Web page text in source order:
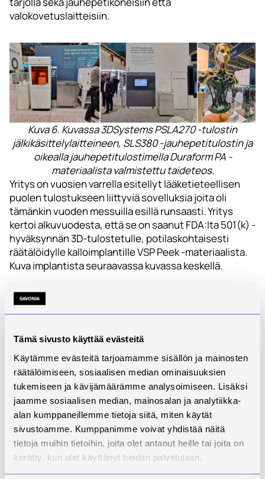
Tämä sivusto käyttää evästeitä
Käytämme evästeitä tarjoamamme sisällön ja mainosten
räätälöimiseen, sosiaalisen median ominaisuuksien
tukemiseen ja kävijämäärämme analysoimiseen. Lisäksi
jaamme sosiaalisen median, mainosalan ja analytiikka-
alan kumppaneillemme tietoja siitä, miten käytät
sivustoamme. Kumppanimme voivat yhdistää näitä
tietoja muihin tietoihin, joita olet antanut heille tai joita on
kerätty, kun olet käyttänyt heidän palvelujaan.
valokovetuslaitteisiin.
Kuva 6. Kuvassa 3DSystems PSLA270 -tulostin
jälkikäsittelylaitteineen, SLS380 -jauhepetitulostin ja
oikealla jauhepetitulostimella Duraform PA -
materiaalista valmistettu taideteos.
Yritys on vuosien varrella esitellyt lääketieteellisen
puolen tulostukseen liittyviä sovelluksia joita oli
tämänkin vuoden messuilla esillä runsaasti. Yritys
kertoi alkuvuodesta, että se on saanut FDA:lta 501(k) -
hyväksynnän 3D-tulostetulle, potilaskohtaisesti
räätälöidylle kalloimplantille VSP Peek -materiaalista.
Kuva implantista seuraavassa kuvassa keskellä.
Kuva 7. Kuvassa esillä olleita 3D-tulostettuja
implantteja eri menetelmillä.
Mielenkiintoisena uutuutena yrityksellä ovat
materiaalin pursotukseen perustuvat EXT Titan -
sarjan tulostimet jotka mahdollistavat sekä filamentti-
että pellettitulostuspään käyttämisen.
3DSystems on tunnettu metallin jauhepetitekniikkaan